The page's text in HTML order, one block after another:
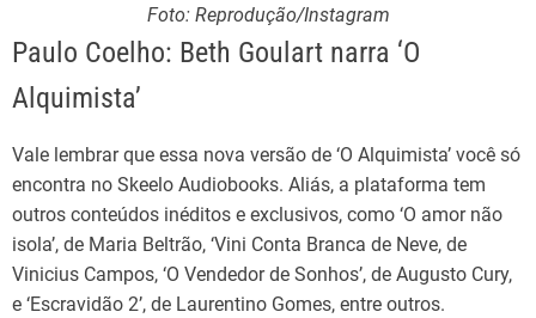
Foto: Reprodução/Instagram
Paulo Coelho: Beth Goulart narra ‘O
Alquimista’
Vale lembrar que essa nova versão de ‘O Alquimista’ você só
encontra no Skeelo Audiobooks. Aliás, a plataforma tem
outros conteúdos inéditos e exclusivos, como ‘O amor não
isola’, de Maria Beltrão, ‘Vini Conta Branca de Neve, de
Vinicius Campos, ‘O Vendedor de Sonhos’, de Augusto Cury,
e ‘Escravidão 2’, de Laurentino Gomes, entre outros.